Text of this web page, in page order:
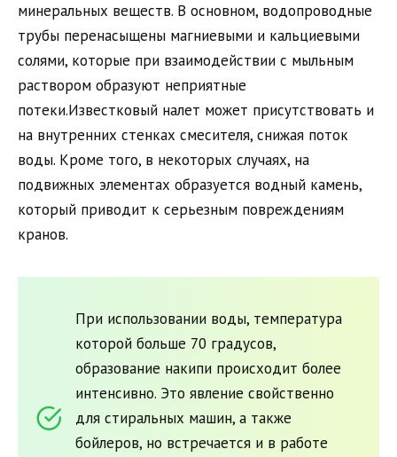
минеральных веществ. В основном, водопроводные
трубы перенасыщены магниевыми и кальциевыми
солями, которые при взаимодействии с мыльным
раствором образуют неприятные
потеки.Известковый налет может присутствовать и
на внутренних стенках смесителя, снижая поток
воды. Кроме того, в некоторых случаях, на
подвижных элементах образуется водный камень,
который приводит к серьезным повреждениям
кранов.
При использовании воды, температура
которой больше 70 градусов,
образование накипи происходит более
интенсивно. Это явление свойственно
для стиральных машин, а также
бойлеров, но встречается и в работе